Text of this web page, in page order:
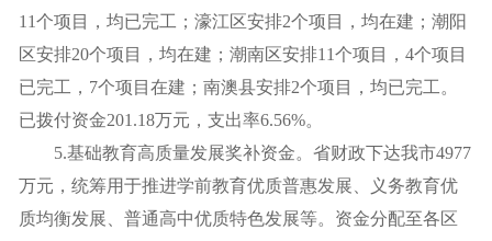
11个项目，均已完工；濠江区安排2个项目，均在建；潮阳
区安排20个项目，均在建；潮南区安排11个项目，4个项目
已完工，7个项目在建；南澳县安排2个项目，均已完工。
已拨付资金201.18万元，支出率6.56%。
5.基础教育高质量发展奖补资金。省财政下达我市4977
万元，统筹用于推进学前教育优质普惠发展、义务教育优
质均衡发展、普通高中优质特色发展等。资金分配至各区